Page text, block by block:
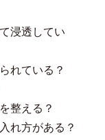
浸透してい
れている？
整える？
れ方がある？